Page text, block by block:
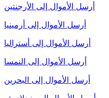
أرسل الأموال إلى الأرجنتين
أرسل الأموال إلى أرمينيا
أرسل الأموال إلى أستراليا
أرسل الأموال إلى النمسا
أرسل الأموال إلى البحرين